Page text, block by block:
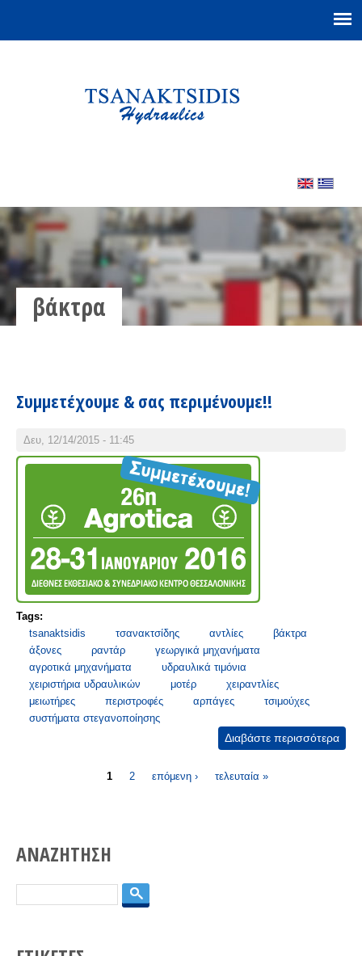
βάκτρα
Συμμετέχουμε & σας περιμένουμε!!
Δευ, 12/14/2015 - 11:45
Tags:
tsanaktsidis
τσανακτσίδης αντλίες
βάκτρα
άξονες
ραντάρ
γεωργικά μηχανήματα
αγροτικά μηχανήματα
υδραυλικά τιμόνια
χειριστήρια υδραυλικών
μοτέρ
χειραντλίες
μειωτήρες
περιστροφές αρπάγες
τσιμούχες
συστήματα στεγανοποίησης
Διαβάστε περισσότερα
1 2 επόμενη › τελευταία »
ΑΝΑΖΗΤΗΣΗ